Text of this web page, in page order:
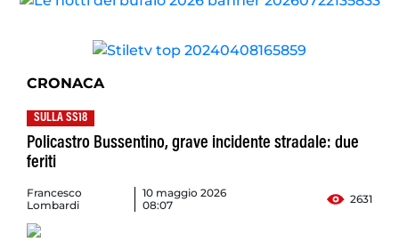
CRONACA
SULLA SS18
Policastro Bussentino, grave incidente stradale: due
feriti
Francesco
Lombardi
10 maggio 2026
08:07
2631